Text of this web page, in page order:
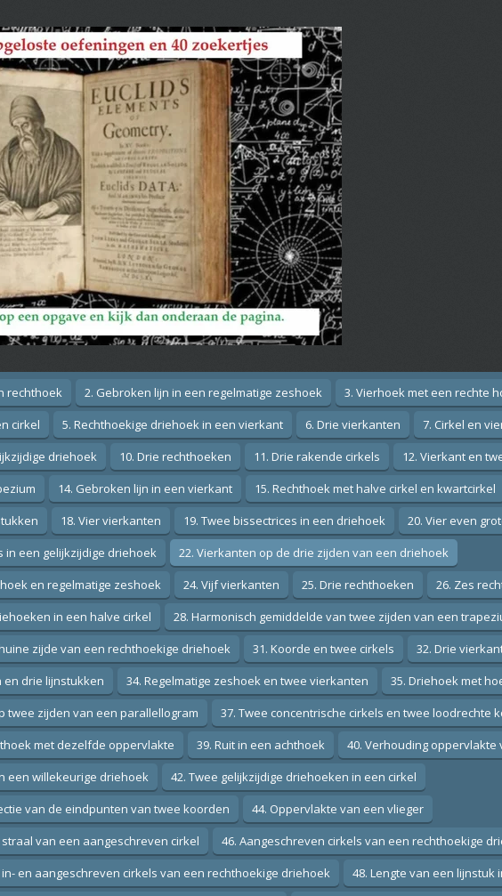
rechthoek 2. Gebroken lijn in een regelmatige zeshoek
3. Vierhoek met een rechte
cirkel
5. Rechthoekige driehoek in een vierkant 6. Drie vierkanten 7. Cirkel en
driehoek
10. Drie rechthoeken 11. Drie rakende cirkels
12. Vierkant en
14. Gebroken lijn in een vierkant 15. Rechthoek met halve cirkel en kwartcirkel
18. Vier vierkanten 19. Twee bissectrices in een driehoek
20. Vier even
in een gelijkzijdige driehoek
22. Vierkanten op de drie zijden van een driehoek
en regelmatige zeshoek
24. Vijf vierkanten 25. Drie rechthoeken
26. Zes
in een halve cirkel
28. Harmonisch gemiddelde van twee zijden van een
zijde van een rechthoekige driehoek
31. Koorde en twee cirkels
32. Drie
en drie lijnstukken
34. Regelmatige zeshoek en twee vierkanten
35. Driehoek met
twee zijden van een parallellogram
37. Twee concentrische cirkels en twee loodrechte
met dezelfde oppervlakte
39. Ruit in een achthoek
40. Verhouding
een willekeurige driehoek
42. Twee gelijkzijdige driehoeken in een cirkel
van de eindpunten van twee koorden
44. Oppervlakte van een vlieger
van een aangeschreven cirkel
46. Aangeschreven cirkels van een rechthoekige
en aangeschreven cirkels van een rechthoekige driehoek
48. Lengte van een